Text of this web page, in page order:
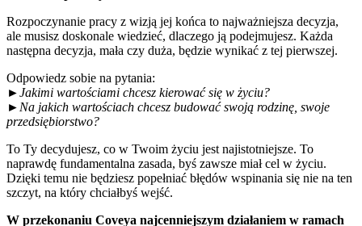
Rozpoczynanie pracy z wizją jej końca to najważniejsza decyzja,
ale musisz doskonale wiedzieć, dlaczego ją podejmujesz. Każda
następna decyzja, mała czy duża, będzie wynikać z tej pierwszej.
Odpowiedz sobie na pytania:
►Jakimi wartościami chcesz kierować się w życiu?
►Na jakich wartościach chcesz budować swoją rodzinę, swoje
przedsiębiorstwo?
To Ty decydujesz, co w Twoim życiu jest najistotniejsze. To
naprawdę fundamentalna zasada, byś zawsze miał cel w życiu.
Dzięki temu nie będziesz popełniać błędów wspinania się nie na ten
szczyt, na który chciałbyś wejść.
W przekonaniu Coveya najcenniejszym działaniem w ramach